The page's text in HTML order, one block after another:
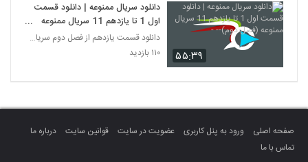
۵۵:۳۹
دانلود سریال ممنوعه | دانلود قسمت
اول 1 تا یازدهم 11 سریال ممنوعه
(فصل دوم)-- -
دانلود قسمت یازدهم از فصل دوم سریال ممنوعه
۱۱۰ بازدید
صفحه اصلی ورود به پنل کاربری عضویت در سایت قوانین سایت
درباره ما
تماس با ما